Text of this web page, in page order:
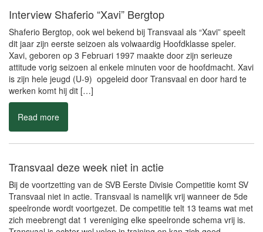
Interview Shaferio “Xavi” Bergtop
Shaferio Bergtop, ook wel bekend bij Transvaal als “Xavi” speelt
dit jaar zijn eerste seizoen als volwaardig Hoofdklasse speler.
Xavi, geboren op 3 Februari 1997 maakte door zijn serieuze
attitude vorig seizoen al enkele minuten voor de hoofdmacht. Xavi
is zijn hele jeugd (U-9) opgeleid door Transvaal en door hard te
werken komt hij dit […]
Read more
Transvaal deze week niet in actie
Bij de voortzetting van de SVB Eerste Divisie Competitie komt SV
Transvaal niet in actie. Transvaal is namelijk vrij wanneer de 5de
speelronde wordt voortgezet. De competitie telt 13 teams wat met
zich meebrengt dat 1 vereniging elke speelronde schema vrij is.